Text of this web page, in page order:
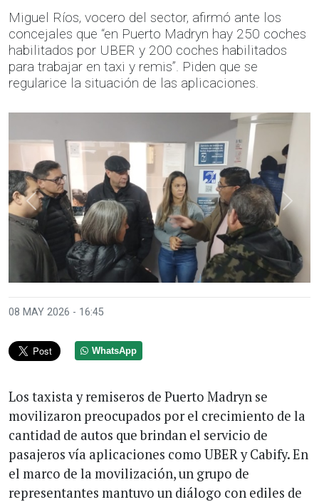
Miguel Ríos, vocero del sector, afirmó ante los
concejales que “en Puerto Madryn hay 250 coches
habilitados por UBER y 200 coches habilitados
para trabajar en taxi y remis”. Piden que se
regularice la situación de las aplicaciones.
Anterior
08 MAY 2026 - 16:45
WhatsApp
Los taxista y remiseros de Puerto Madryn se
movilizaron preocupados por el crecimiento de la
cantidad de autos que brindan el servicio de
pasajeros vía aplicaciones como UBER y Cabify. En
el marco de la movilización, un grupo de
representantes mantuvo un diálogo con ediles de